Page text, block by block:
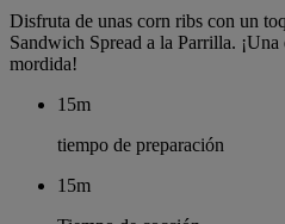
Disfruta de unas corn ribs con un
Sandwich Spread a la Parrilla.
mordida!
15m
tiempo de preparación
15m